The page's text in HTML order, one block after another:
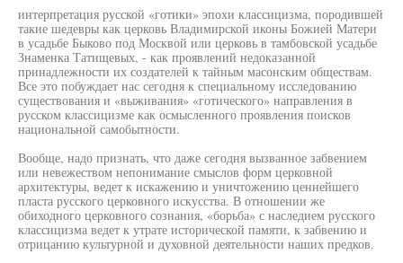
интерпретация русской «готики» эпохи классицизма, породившей
такие шедевры как церковь Владимирской иконы Божией Матери
в усадьбе Быково под Москвой или церковь в тамбовской усадьбе
Знаменка Татищевых, - как проявлений недоказанной
принадлежности их создателей к тайным масонским обществам.
Все это побуждает нас сегодня к специальному исследованию
существования и «выживания» «готического» направления в
русском классицизме как осмысленного проявления поисков
национальной самобытности.
Вообще, надо признать, что даже сегодня вызванное забвением
или невежеством непонимание смыслов форм церковной
архитектуры, ведет к искажению и уничтожению ценнейшего
пласта русского церковного искусства. В отношении же
обиходного церковного сознания, «борьба» с наследием русского
классицизма ведет к утрате исторической памяти, к забвению и
отрицанию культурной и духовной деятельности наших предков.